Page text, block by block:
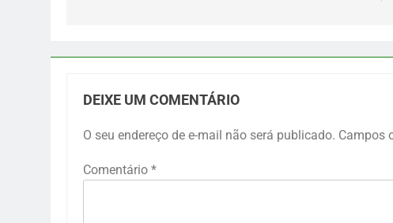
DEIXE UM COMENTÁRIO
O seu endereço de e-mail não será publicado. Campos
Comentário *